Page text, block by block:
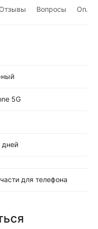
Отзывы Вопросы
5G
дней
для телефона